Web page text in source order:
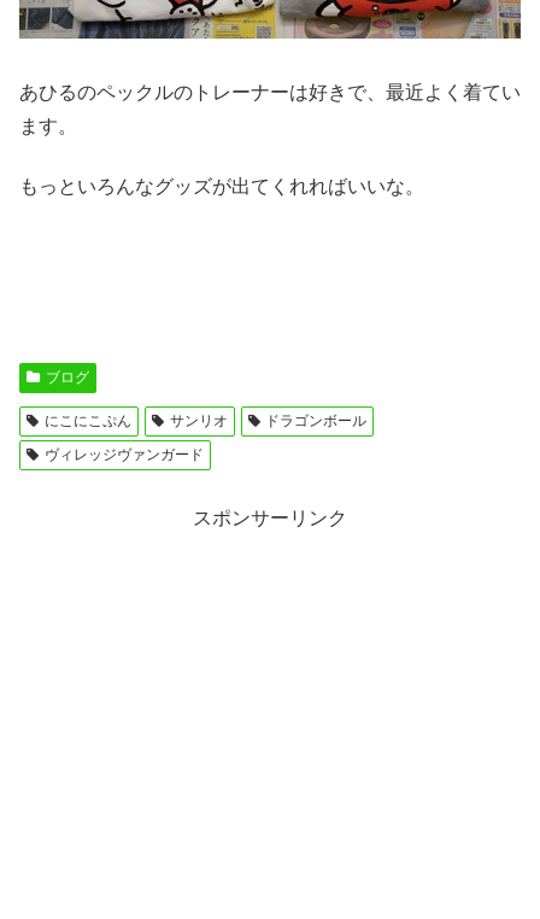
あひるのペックルのトレーナーは好きで、最近よく着てい
ます。
もっといろんなグッズが出てくれればいいな。
ブログ
にこにこぷん サンリオ
ドラゴンボール
ヴィレッジヴァンガード
スポンサーリンク